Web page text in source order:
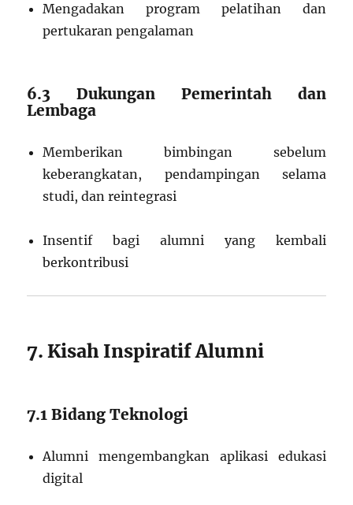
Mengadakan program pelatihan dan
pertukaran pengalaman
6.3 Dukungan Pemerintah dan
Lembaga
Memberikan bimbingan sebelum
keberangkatan, pendampingan selama
studi, dan reintegrasi
Insentif bagi alumni yang kembali
berkontribusi
7. Kisah Inspiratif Alumni
7.1 Bidang Teknologi
Alumni mengembangkan aplikasi edukasi
digital